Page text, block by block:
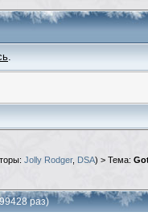
.
Jolly Rodger, DSA) > Тема:
раз)